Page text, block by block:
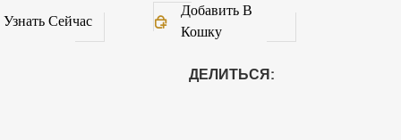
Узнать Сейчас
Добавить В
Кошку
ДЕЛИТЬСЯ: